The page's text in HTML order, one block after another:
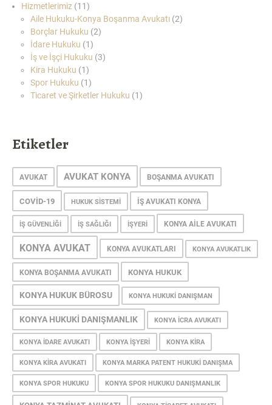
Hizmetlerimiz (11)
Aile Hukuku-Konya Boşanma Avukatı (2)
Borçlar Hukuku (2)
İdare Hukuku (1)
İş ve İşçi Hukuku (3)
Kira Hukuku (1)
Spor Hukuku (1)
Ticaret ve Şirketler Hukuku (1)
Etiketler
AVUKAT AVUKAT KONYA BOŞANMA AVUKATI
COVID-19 HUKUK SISTEMI IŞ AVUKATI KONYA
IŞ GÜVENLIĞI IŞ SAĞLIĞI IŞYERI KONYA AILE AVUKATI
KONYA AVUKAT KONYA AVUKATLARI KONYA AVUKATLIK
KONYA BOŞANMA AVUKATI KONYA HUKUK
KONYA HUKUK BÜROSU KONYA HUKUKI DANIŞMAN
KONYA HUKUKI DANIŞMANLIK KONYA ICRA AVUKATI
KONYA IDARE AVUKATI KONYA IŞYERI KONYA KIRA
KONYA KIRA AVUKATI KONYA MARKA PATENT HUKUKI DANIŞMA
KONYA SPOR HUKUKU KONYA SPOR HUKUKU DANIŞMANLIK